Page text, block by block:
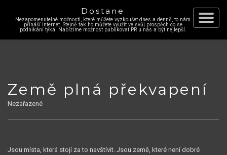
Toggle
Dostane
Nezapomenutelné možnosti, které můžete vyzkoušet dnes a denně, to nám
přináší internet. Stejně tak ho můžete využít ve svůj prospěch co se
podnikání týká. Nabízíme možnost publikovat PR u nás a být nejlepší.
Země plná překvapení
Nezařazené
Jsou místa, která stojí za to navštívit. Jsou země, které není dobré